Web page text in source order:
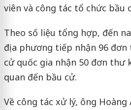
viên và công tác tổ chức bầu
Theo số liệu tổng hợp, đến
địa phương tiếp nhận 96
cử quốc gia nhận 50 đơn thư
quan đến bầu cử.
Về công tác xử lý, ông